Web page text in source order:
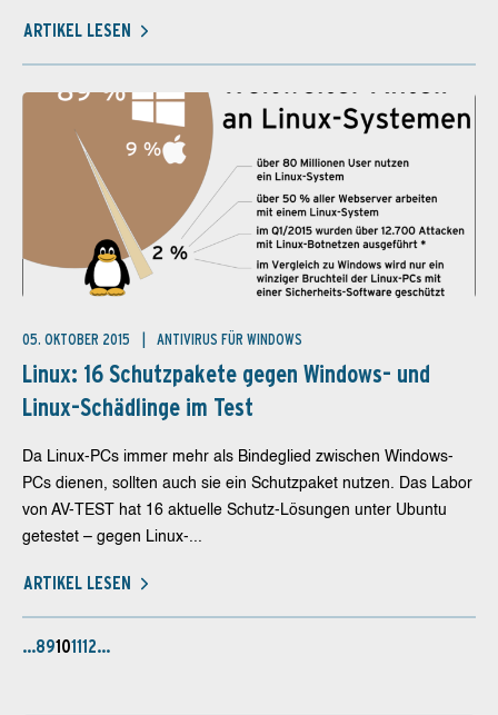
ARTIKEL LESEN
05. OKTOBER 2015 ANTIVIRUS FÜR WINDOWS
Linux: 16 Schutzpakete gegen Windows- und
Linux-Schädlinge im Test
Da Linux-PCs immer mehr als Bindeglied zwischen Windows-
PCs dienen, sollten auch sie ein Schutzpaket nutzen. Das Labor
von AV-TEST hat 16 aktuelle Schutz-Lösungen unter Ubuntu
getestet – gegen Linux-...
ARTIKEL LESEN
…89101112…